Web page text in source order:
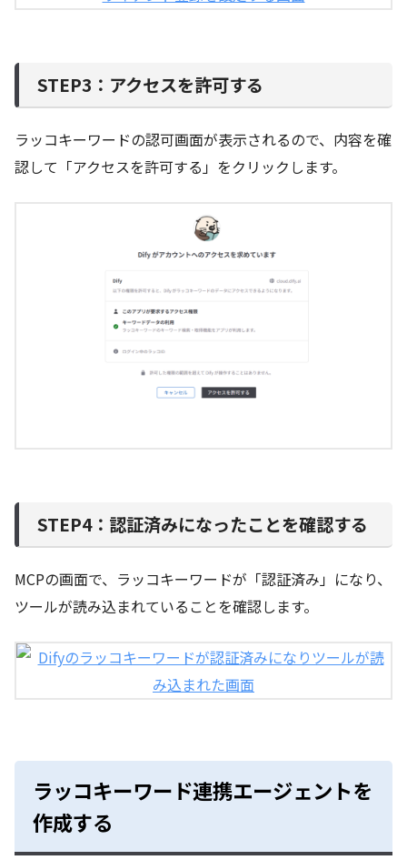
STEP3：アクセスを許可する
ラッコキーワードの認可画面が表示されるので、内容を確
認して「アクセスを許可する」をクリックします。
STEP4：認証済みになったことを確認する
MCPの画面で、ラッコキーワードが「認証済み」になり、
ツールが読み込まれていることを確認します。
ラッコキーワード連携エージェントを
作成する